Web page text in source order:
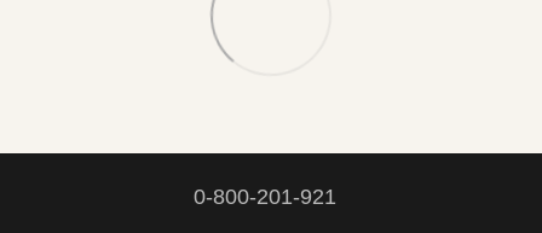
0-800-201-921